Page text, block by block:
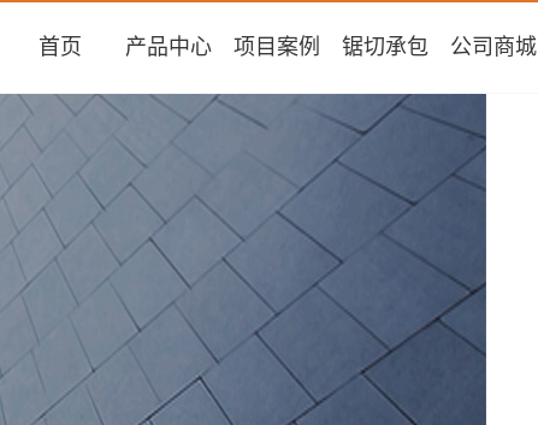
首页 产品中心 项目案例 锯切承包 公司商城